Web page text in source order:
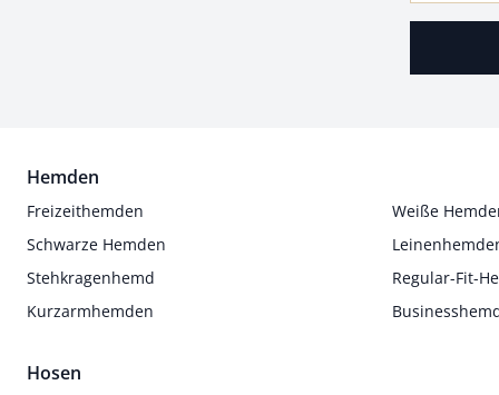
Hemden
Freizeithemden
Weiße
Schwarze Hemden
Stehkragenhemd
Regular-Fit-
Kurzarmhemden
Hosen